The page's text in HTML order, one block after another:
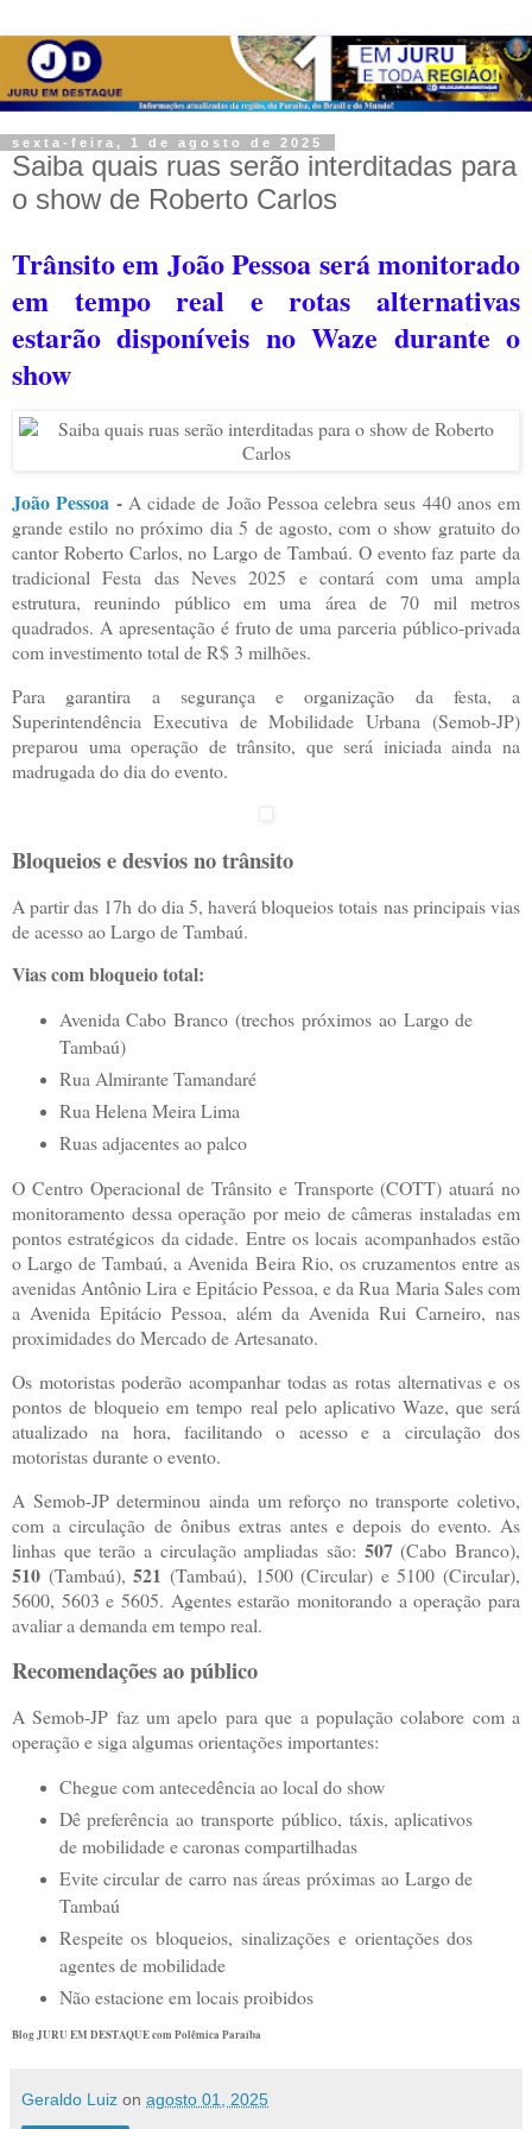
sexta-feira, 1 de agosto de 2025
Saiba quais ruas serão interditadas para
o show de Roberto Carlos
Trânsito em João Pessoa será monitorado
em tempo real e rotas alternativas
estarão disponíveis no Waze durante o
show
João Pessoa -A cidade de João Pessoa celebra seus 440 anos em
grande estilo no próximo dia 5 de agosto, com o show gratuito do
cantor Roberto Carlos, no Largo de Tambaú. O evento faz parte da
tradicional Festa das Neves 2025 e contará com uma ampla
estrutura, reunindo público em uma área de 70 mil metros
quadrados. A apresentação é fruto de uma parceria público-privada
com investimento total de R$ 3 milhões.
Para garantira a segurança e organização da festa, a
Superintendência Executiva de Mobilidade Urbana (Semob-JP)
preparou uma operação de trânsito, que será iniciada ainda na
madrugada do dia do evento.
Bloqueios e desvios no trânsito
A partir das 17h do dia 5, haverá bloqueios totais nas principais vias
de acesso ao Largo de Tambaú.
Vias com bloqueio total:
Avenida Cabo Branco (trechos próximos ao Largo de
Tambaú)
Rua Almirante Tamandaré
Rua Helena Meira Lima
Ruas adjacentes ao palco
O Centro Operacional de Trânsito e Transporte (COTT) atuará no
monitoramento dessa operação por meio de câmeras instaladas em
pontos estratégicos da cidade. Entre os locais acompanhados estão
o Largo de Tambaú, a Avenida Beira Rio, os cruzamentos entre as
avenidas Antônio Lira e Epitácio Pessoa, e da Rua Maria Sales com
a Avenida Epitácio Pessoa, além da Avenida Rui Carneiro, nas
proximidades do Mercado de Artesanato.
Os motoristas poderão acompanhar todas as rotas alternativas e os
pontos de bloqueio em tempo real pelo aplicativo Waze, que será
atualizado na hora, facilitando o acesso e a circulação dos
motoristas durante o evento.
A Semob-JP determinou ainda um reforço no transporte coletivo,
com a circulação de ônibus extras antes e depois do evento. As
linhas que terão a circulação ampliadas são: 507(Cabo Branco),
510 (Tambaú),521 (Tambaú), 1500 (Circular) e 5100 (Circular),
5600, 5603 e 5605. Agentes estarão monitorando a operação para
avaliar a demanda em tempo real.
Recomendações ao público
A Semob-JP faz um apelo para que a população colabore com a
operação e siga algumas orientações importantes:
Chegue com antecedência ao local do show
Dê preferência ao transporte público, táxis, aplicativos
de mobilidade e caronas compartilhadas
Evite circular de carro nas áreas próximas ao Largo de
Tambaú
Respeite os bloqueios, sinalizações e orientações dos
agentes de mobilidade
Não estacione em locais proibidos
Blog JURU EM DESTAQUE com Polêmica Paraíba
Geraldo Luiz on agosto 01, 2025